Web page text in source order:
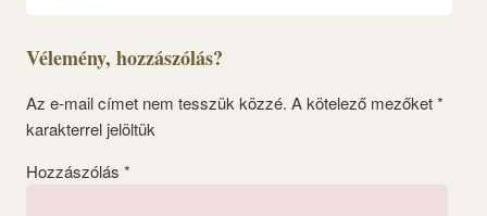
Vélemény, hozzászólás?
Az e-mail címet nem tesszük közzé. A kötelező mezőket*
karakterrel jelöltük
Hozzászólás *